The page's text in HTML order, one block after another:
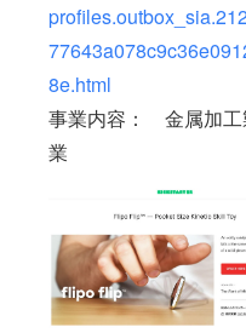
8e.html
事業内容： 金属加工
業